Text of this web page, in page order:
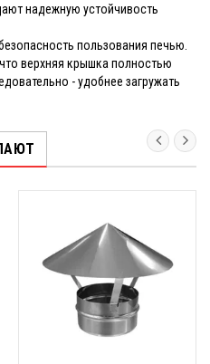
надежную устойчивость
пользования печью.
верхняя крышка полностью
- удобнее загружать